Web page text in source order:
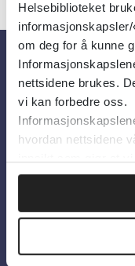
Helsebiblioteket
om deg for å kunne
nettsidene brukes.
vi kan forbedre oss.
hvordan nettsidene
Om oss
Om
Personvern og
Information in
Bilder fra